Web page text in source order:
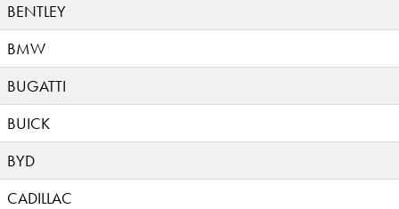
BENTLEY
BMW
BUGATTI
BUICK
BYD
CADILLAC